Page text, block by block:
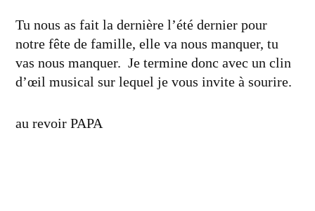
Tu nous as fait la dernière l’été dernier pour
notre fête de famille, elle va nous manquer, tu
vas nous manquer. Je termine donc avec un clin
d’œil musical sur lequel je vous invite à sourire.
au revoir PAPA